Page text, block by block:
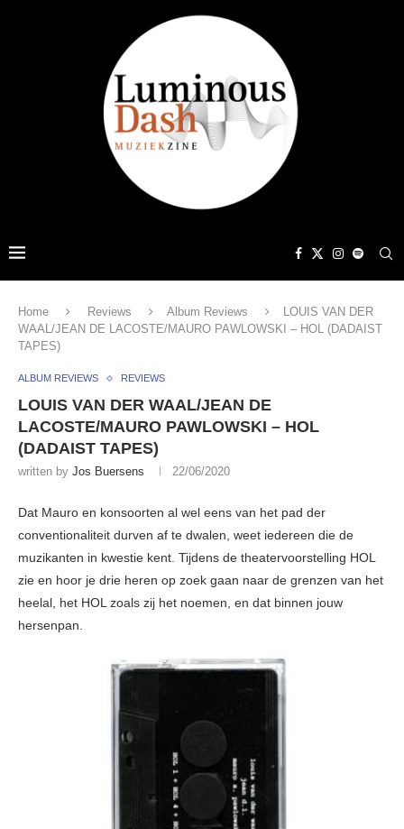
Home Reviews Album Reviews
LOUIS VAN DER
WAAL/JEAN DE LACOSTE/MAURO PAWLOWSKI – HOL (DADAIST
TAPES)
ALBUM REVIEWS REVIEWS
LOUIS VAN DER WAAL/JEAN DE
LACOSTE/MAURO PAWLOWSKI – HOL
(DADAIST TAPES)
written by Jos Buersens 22/06/2020
Dat Mauro en konsoorten al wel eens van het pad der
conventionaliteit durven af te dwalen, weet iedereen die de
muzikanten in kwestie kent. Tijdens de theatervoorstelling HOL
zie en hoor je drie heren op zoek gaan naar de grenzen van het
heelal, het HOL zoals zij het noemen, en dat binnen jouw
hersenpan.